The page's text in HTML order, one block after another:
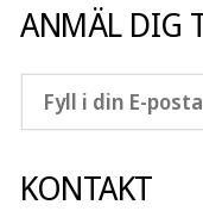
ANMÄL DIG
KONTAKT